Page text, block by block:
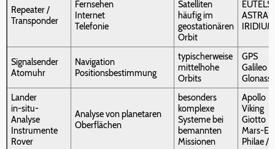
Repeater /
Transponder
Fernsehen
Internet
Telefonie
Satelliten
häufig im
geostationären
Orbit
ASTRA
IRIDIUM
Signalsender
Atomuhr
Navigation
Positionsbestimmung
typischerweise
mittelhohe
Orbits
GPS
Galileo
Glonass
Lander
in-situ-
Analyse
Instrumente
Rover
Analyse von planetaren
Oberflächen
besonders
komplexe
Systeme bei
bemannten
Missionen
Apollo
Viking
Giotto
Mars-
Philae /